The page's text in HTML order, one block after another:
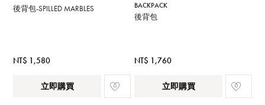
後背包-SPILLED MARBLES
NT$ 1,580
立即購買
BACKPACK
後背包
NT$ 1,760
立即購買